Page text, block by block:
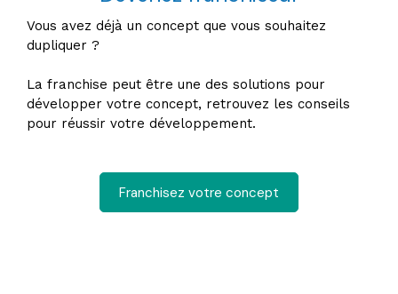
Vous avez déjà un concept que vous souhaitez
dupliquer ?
La franchise peut être une des solutions pour
développer votre concept, retrouvez les conseils
pour réussir votre développement.
Franchisez votre concept